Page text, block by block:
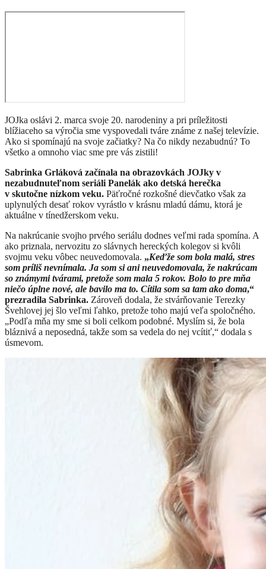
JOJka oslávi 2. marca svoje 20. narodeniny a pri príležitosti
blížiaceho sa výročia sme vyspovedali tváre známe z našej televízie.
Ako si spomínajú na svoje začiatky? Na čo nikdy nezabudnú? To
všetko a omnoho viac sme pre vás zistili!
Sabrinka Grláková začínala na obrazovkách JOJky v
nezabudnuteľnom seriáli Panelák ako detská herečka
v skutočne nízkom veku. Päťročné rozkošné dievčatko však za
uplynulých desať rokov vyrástlo v krásnu mladú dámu, ktorá je
aktuálne v tínedžerskom veku.
Na nakrúcanie svojho prvého seriálu dodnes veľmi rada spomína. A
ako priznala, nervozitu zo slávnych hereckých kolegov si kvôli
svojmu veku vôbec neuvedomovala. „Keďže som bola malá, stres
som príliš nevnímala. Ja som si ani neuvedomovala, že nakrúcam
so známymi tvárami, pretože som mala 5 rokov. Bolo to pre mňa
niečo úplne nové, ale bavilo ma to. Cítila som sa tam ako doma,“
prezradila Sabrinka. Zároveň dodala, že stvárňovanie Terezky
Švehlovej jej šlo veľmi ľahko, pretože toho majú veľa spoločného.
„Podľa mňa my sme si boli celkom podobné. Myslím si, že bola
bláznivá a neposedná, takže som sa vedela do nej vcítiť,“ dodala s
úsmevom.